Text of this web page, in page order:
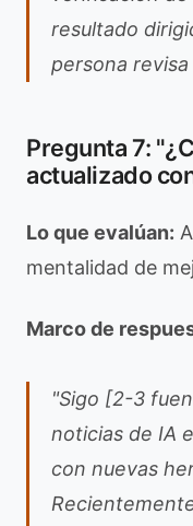
resultado
persona
Pregunta 7:
actualizado
Lo que evalúan:
mentalidad de
Marco de
"Sigo [2-3
noticias de IA
con nuevas